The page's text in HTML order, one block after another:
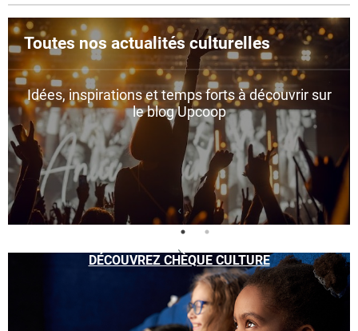
Toutes nos actualités culturelles
Idées, inspirations et temps forts à découvrir sur
le blog Upcoop
DÉCOUVREZ CHÈQUE CULTURE